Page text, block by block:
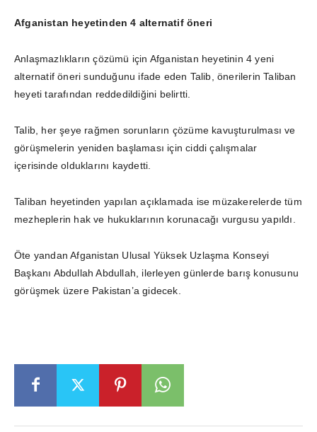
Afganistan heyetinden 4 alternatif öneri
Anlaşmazlıkların çözümü için Afganistan heyetinin 4 yeni
alternatif öneri sunduğunu ifade eden Talib, önerilerin Taliban
heyeti tarafından reddedildiğini belirtti.
Talib, her şeye rağmen sorunların çözüme kavuşturulması ve
görüşmelerin yeniden başlaması için ciddi çalışmalar
içerisinde olduklarını kaydetti.
Taliban heyetinden yapılan açıklamada ise müzakerelerde tüm
mezheplerin hak ve hukuklarının korunacağı vurgusu yapıldı.
Öte yandan Afganistan Ulusal Yüksek Uzlaşma Konseyi
Başkanı Abdullah Abdullah, ilerleyen günlerde barış konusunu
görüşmek üzere Pakistan’a gidecek.